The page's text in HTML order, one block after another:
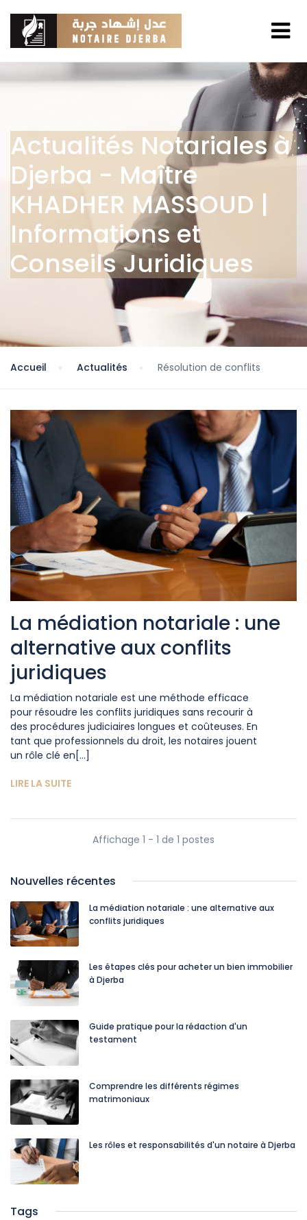
Actualités Notariales à
Djerba - Maître
KHADHER MASSOUD |
Informations et
Conseils Juridiques
Accueil Actualités Résolution de conflits
La médiation notariale : une
alternative aux conflits
juridiques
La médiation notariale est une méthode efficace
pour résoudre les conflits juridiques sans recourir à
des procédures judiciaires longues et coûteuses. En
tant que professionnels du droit, les notaires jouent
un rôle clé en[...]
LIRE LA SUITE
Affichage 1 - 1 de 1 postes
Nouvelles récentes
La médiation notariale : une alternative aux
conflits juridiques
Les étapes clés pour acheter un bien immobilier
à Djerba
Guide pratique pour la rédaction d'un
testament
Comprendre les différents régimes
matrimoniaux
Les rôles et responsabilités d'un notaire à Djerba
Tags